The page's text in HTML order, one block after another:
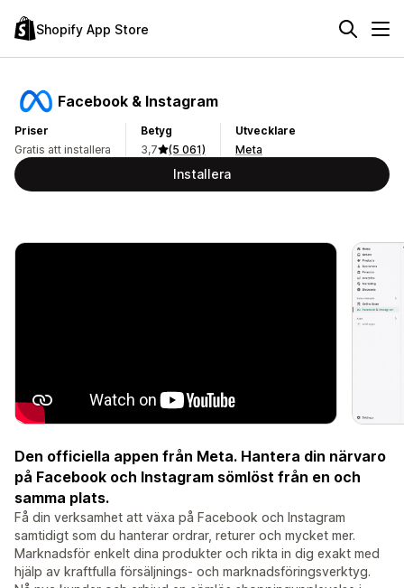
Shopify App Store
Facebook & Instagram
Priser
Gratis att installera
Betyg
3,7
(5 061)
Utvecklare
Meta
Installera
Den officiella appen från Meta. Hantera din närvaro
på Facebook och Instagram sömlöst från en och
samma plats.
Få din verksamhet att växa på Facebook och Instagram
samtidigt som du hanterar ordrar, returer och mycket mer.
Marknadsför enkelt dina produkter och rikta in dig exakt med
hjälp av kraftfulla försäljnings- och marknadsföringsverktyg.